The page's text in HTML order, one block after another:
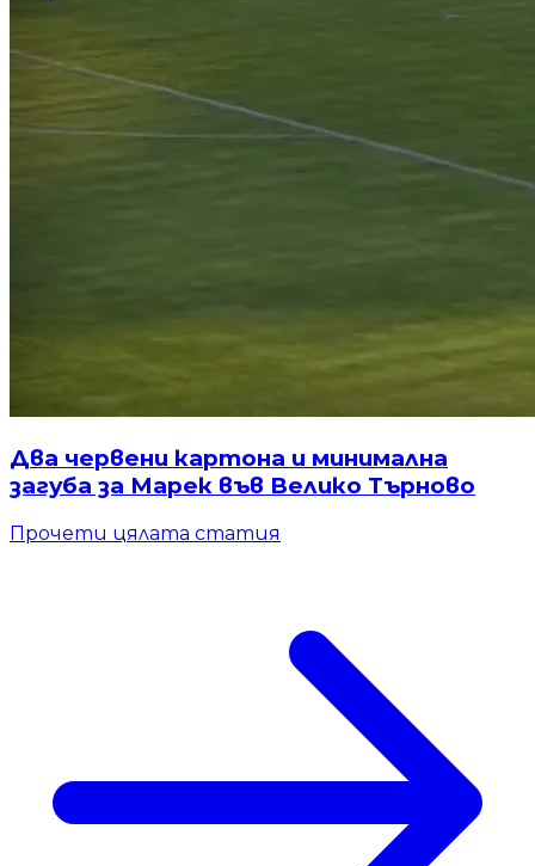
Два червени картона и минимална
загуба за Марек във Велико Търново
Прочети цялата статия